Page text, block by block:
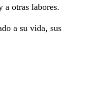
a otras labores.
a su vida, sus